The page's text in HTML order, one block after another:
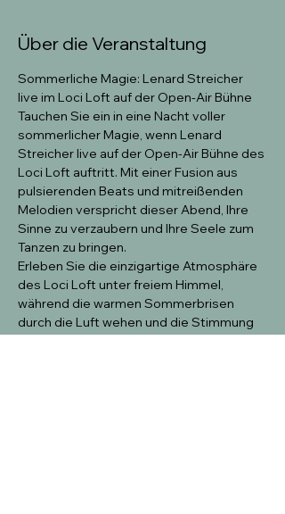
Über die Veranstaltung
Sommerliche Magie: Lenard Streicher
live im Loci Loft auf der Open-Air Bühne
Tauchen Sie ein in eine Nacht voller
sommerlicher Magie, wenn Lenard
Streicher live auf der Open-Air Bühne des
Loci Loft auftritt. Mit einer Fusion aus
pulsierenden Beats und mitreißenden
Melodien verspricht dieser Abend, Ihre
Sinne zu verzaubern und Ihre Seele zum
Tanzen zu bringen.
Erleben Sie die einzigartige Atmosphäre
des Loci Loft unter freiem Himmel,
während die warmen Sommerbrisen
durch die Luft wehen und die Stimmung